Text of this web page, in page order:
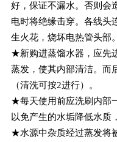
好，保证不漏水。否则会
电时将绝缘击穿。各线头
生火花，烧坏电热管头部。
★新购进蒸馏水器，应先
蒸发，使其内部清洁。而
（清洗可按2进行）。
★每天使用前应洗刷内部
以免产生的水垢降低水质
★水源中杂质经过蒸发将